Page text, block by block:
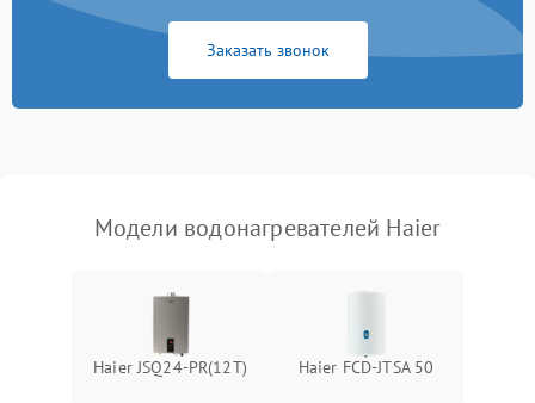
Заказать звонок
Модели водонагревателей Haier
Haier JSQ24-PR(12T) Haier FCD-JTSA 50